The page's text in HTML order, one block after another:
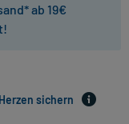
ab 19€
sichern